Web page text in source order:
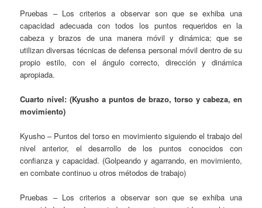
Pruebas – Los criterios a observar son que se exhiba una
capacidad adecuada con todos los puntos requeridos en la
cabeza y brazos de una manera móvil y dinámica; que se
utilizan diversas técnicas de defensa personal móvil dentro de su
propio estilo, con el ángulo correcto, dirección y dinámica
apropiada.
Cuarto nivel: (Kyusho a puntos de brazo, torso y cabeza, en
movimiento)
Kyusho – Puntos del torso en movimiento siguiendo el trabajo del
nivel anterior, el desarrollo de los puntos conocidos con
confianza y capacidad. (Golpeando y agarrando, en movimiento,
en combate continuo u otros métodos de trabajo)
Pruebas – Los criterios a observar son que se exhiba una